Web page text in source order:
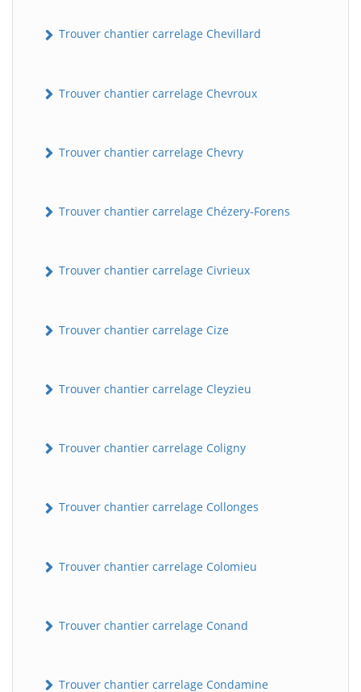
Trouver chantier carrelage Chevillard
Trouver chantier carrelage Chevroux
Trouver chantier carrelage Chevry
Trouver chantier carrelage Chézery-Forens
Trouver chantier carrelage Civrieux
Trouver chantier carrelage Cize
Trouver chantier carrelage Cleyzieu
Trouver chantier carrelage Coligny
Trouver chantier carrelage Collonges
Trouver chantier carrelage Colomieu
Trouver chantier carrelage Conand
Trouver chantier carrelage Condamine